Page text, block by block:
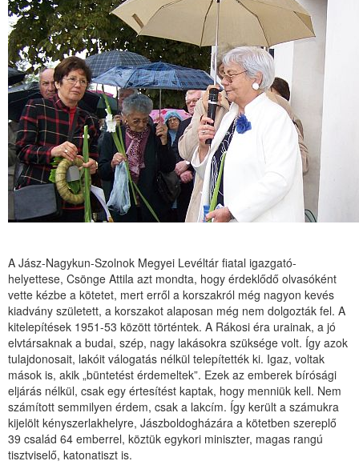
A Jász-Nagykun-Szolnok Megyei Levéltár fiatal igazgató-
helyettese, Csönge Attila azt mondta, hogy érdeklődő olvasóként
vette kézbe a kötetet, mert erről a korszakról még nagyon kevés
kiadvány született, a korszakot alaposan még nem dolgozták fel. A
kitelepítések 1951-53 között történtek. A Rákosi éra urainak, a jó
elvtársaknak a budai, szép, nagy lakásokra szüksége volt. Így azok
tulajdonosait, lakóit válogatás nélkül telepítették ki. Igaz, voltak
mások is, akik „büntetést érdemeltek”. Ezek az emberek bírósági
eljárás nélkül, csak egy értesítést kaptak, hogy menniük kell. Nem
számított semmilyen érdem, csak a lakcím. Így került a számukra
kijelölt kényszerlakhelyre, Jászboldogházára a kötetben szereplő
39 család 64 emberrel, köztük egykori miniszter, magas rangú
tisztviselő, katonatiszt is.